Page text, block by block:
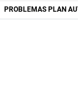
PROBLEMAS PLAN